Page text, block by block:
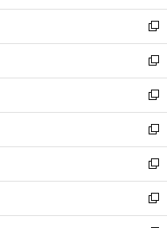
開
く
ウ
で
開
く
ン
ド
ウ
で
開
く
ウ
ィ
ン
ド
ウ
で
開
く
新
し
い
ウ
ィ
ン
ド
ウ
で
開
く
新
し
い
ウ
ィ
ン
ド
ウ
で
開
新
し
い
ウ
ィ
ン
ド
ウ
新
し
い
ウ
ィ
ン
新
し
い
ウ
新
し